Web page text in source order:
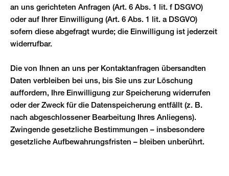
an uns gerichteten Anfragen (Art. 6 Abs. 1 lit. f DSGVO)
oder auf Ihrer Einwilligung (Art. 6 Abs. 1 lit. a DSGVO)
sofern diese abgefragt wurde; die Einwilligung ist jederzeit
widerrufbar.
Die von Ihnen an uns per Kontaktanfragen übersandten
Daten verbleiben bei uns, bis Sie uns zur Löschung
auffordern, Ihre Einwilligung zur Speicherung widerrufen
oder der Zweck für die Datenspeicherung entfällt (z. B.
nach abgeschlossener Bearbeitung Ihres Anliegens).
Zwingende gesetzliche Bestimmungen – insbesondere
gesetzliche Aufbewahrungsfristen – bleiben unberührt.